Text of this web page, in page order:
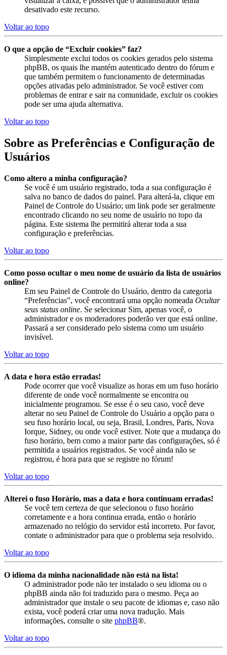
desativado este recurso.
Voltar ao topo
O que a opção de “Excluir cookies” faz?
Simplesmente exclui todos os cookies gerados pelo sistema
phpBB, os quais lhe mantém autenticado dentro do fórum e
que também permitem o funcionamento de determinadas
opções ativadas pelo administrador. Se você estiver com
problemas de entrar e sair na comunidade, excluir os cookies
pode ser uma ajuda alternativa.
Voltar ao topo
Sobre as Preferências e Configuração de
Usuários
Como altero a minha configuração?
Se você é um usuário registrado, toda a sua configuração é
salva no banco de dados do painel. Para alterá-la, clique em
Painel de Controle do Usuário; um link pode ser geralmente
encontrado clicando no seu nome de usuário no topo da
página. Este sistema lhe permitirá alterar toda a sua
configuração e preferências.
Voltar ao topo
Como posso ocultar o meu nome de usuário da lista de usuários
online?
Em seu Painel de Controle do Usuário, dentro da categoria
“Preferências”, você encontrará uma opção nomeada Ocultar
seus status online. Se selecionar Sim, apenas você, o
administrador e os moderadores poderão ver que está online.
Passará a ser considerado pelo sistema como um usuário
invisível.
Voltar ao topo
A data e hora estão erradas!
Pode ocorrer que você visualize as horas em um fuso horário
diferente de onde você normalmente se encontra ou
inicialmente programou. Se esse é o seu caso, você deve
alterar no seu Painel de Controle do Usuário a opção para o
seu fuso horário local, ou seja, Brasil, Londres, Paris, Nova
Iorque, Sidney, ou onde você estiver. Note que a mudança do
fuso horário, bem como a maior parte das configurações, só é
permitida a usuários registrados. Se você ainda não se
registrou, é hora para que se registre no fórum!
Voltar ao topo
Alterei o fuso Horário, mas a data e hora continuam erradas!
Se você tem certeza de que selecionou o fuso horário
corretamente e a hora continua errada, então o horário
armazenado no relógio do servidor está incorreto. Por favor,
contate o administrador para que o problema seja resolvido.
Voltar ao topo
O idioma da minha nacionalidade não está na lista!
O administrador pode não ter instalado o seu idioma ou o
phpBB ainda não foi traduzido para o mesmo. Peça ao
administrador que instale o seu pacote de idiomas e, caso não
exista, você poderá criar uma nova tradução. Mais
informações, consulte o site phpBB®.
Voltar ao topo